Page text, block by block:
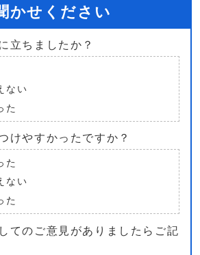
かせください
立ちましたか？
ない
た
けやすかったですか？
た
ない
た
てのご意見がありましたらご記